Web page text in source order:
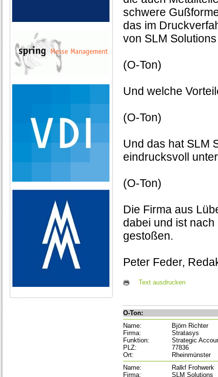
schwere
das im
von SLM
(O-Ton)
Und welche
(O-Ton)
Und das hat SLM
eindrucksvoll
(O-Ton)
Die Firma aus
dabei und ist
gestoßen.
Peter Feder,
Text ausdrucken
O-Ton:
Name:
Björn Richter
Firma:
Stratasys
Funktion:
Strategic
PLZ:
77836
Ort:
Rheinmünster
Name:
Ralkf Frohwerk
Firma:
SLM Solutions